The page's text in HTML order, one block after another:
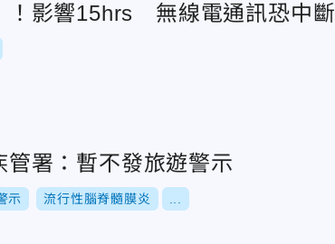
！影響15hrs 無線電通訊恐中斷
署：暫不發旅遊警示
示 流行性腦脊髓膜炎